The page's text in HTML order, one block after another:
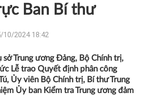
Ban Bí thư
10/2024 18:42
sở Trung ương Đảng, Bộ Chính trị,
Lễ trao Quyết định phân công
Ủy viên Bộ Chính trị, Bí thư Trung
Ủy ban Kiểm tra Trung ương đảm